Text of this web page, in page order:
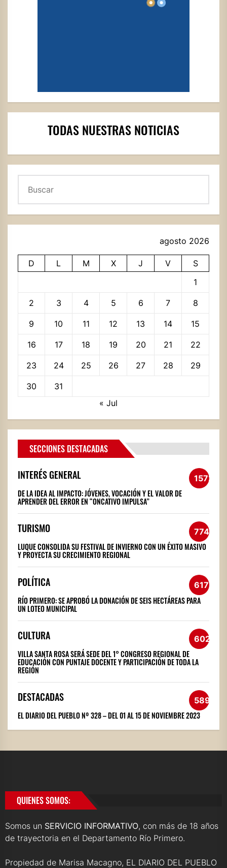
TODAS NUESTRAS NOTICIAS
agosto 2026
D L M X J V
S
1
2 3 4 5 6 7 8
9 10 11 12 13 14 15
16 17 18 19 20 21 22
23 24 25 26 27 28 29
30
31
« Jul
SECCIONES DESTACADAS
INTERÉS GENERAL 1572
DE LA IDEA AL IMPACTO: JÓVENES, VOCACIÓN Y EL VALOR DE
APRENDER DEL ERROR EN “ONCATIVO IMPULSA”
TURISMO 774
LUQUE CONSOLIDA SU FESTIVAL DE INVIERNO CON UN ÉXITO MASIVO
Y PROYECTA SU CRECIMIENTO REGIONAL
POLÍTICA 617
RÍO PRIMERO: SE APROBÓ LA DONACIÓN DE SEIS HECTÁREAS PARA
UN LOTEO MUNICIPAL
CULTURA 602
VILLA SANTA ROSA SERÁ SEDE DEL 1° CONGRESO REGIONAL DE
EDUCACIÓN CON PUNTAJE DOCENTE Y PARTICIPACIÓN DE TODA LA
REGIÓN
DESTACADAS 589
EL DIARIO DEL PUEBLO Nº 328 – DEL 01 AL 15 DE NOVIEMBRE 2023
QUIENES SOMOS:
Somos un SERVICIO INFORMATIVO, con más de 18 años
de trayectoria en el Departamento Río Primero.
Propiedad de Marisa Macagno, EL DIARIO DEL PUEBLO